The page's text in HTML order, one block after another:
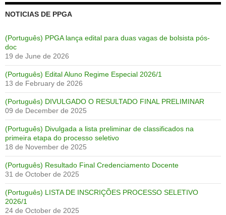
NOTICIAS DE PPGA
(Português) PPGA lança edital para duas vagas de bolsista pós-
doc
19 de June de 2026
(Português) Edital Aluno Regime Especial 2026/1
13 de February de 2026
(Português) DIVULGADO O RESULTADO FINAL PRELIMINAR
09 de December de 2025
(Português) Divulgada a lista preliminar de classificados na
primeira etapa do processo seletivo
18 de November de 2025
(Português) Resultado Final Credenciamento Docente
31 de October de 2025
(Português) LISTA DE INSCRIÇÕES PROCESSO SELETIVO
2026/1
24 de October de 2025